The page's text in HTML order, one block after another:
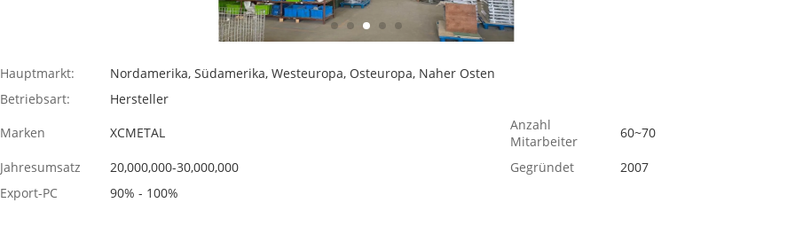
Hauptmarkt:
Nordamerika, Südamerika, Westeuropa, Osteuropa, Naher Osten
Betriebsart:
Hersteller
Marken
XCMETAL
Anzahl
Mitarbeiter
60~70
Jahresumsatz 20,000,000-30,000,000 Gegründet
2007
Export-PC
90% - 100%